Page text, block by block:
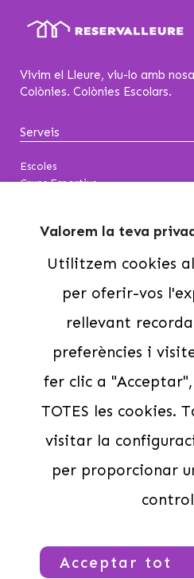
Vivim el Lleure, viu-lo amb
Colònies. Colònies Escolars.
Serveis
Escoles
Grups Esportius
Famílies
Contacte
Cases de colònies
CASAL DE NADAL MEDINYÀ 25/26
Legal
Avís Legal
SERVEIS CENTRAL DE RESERVES
Valorem la teva
Utilitzem cookies
per oferir-vos
rellevant
preferències i
fer clic a
TOTES les cookies.
visitar la
per proporcionar
Acceptar tot